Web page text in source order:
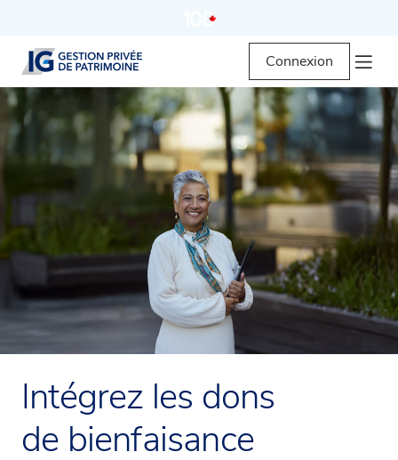
Connexion
Intégrez les dons
de bienfaisance